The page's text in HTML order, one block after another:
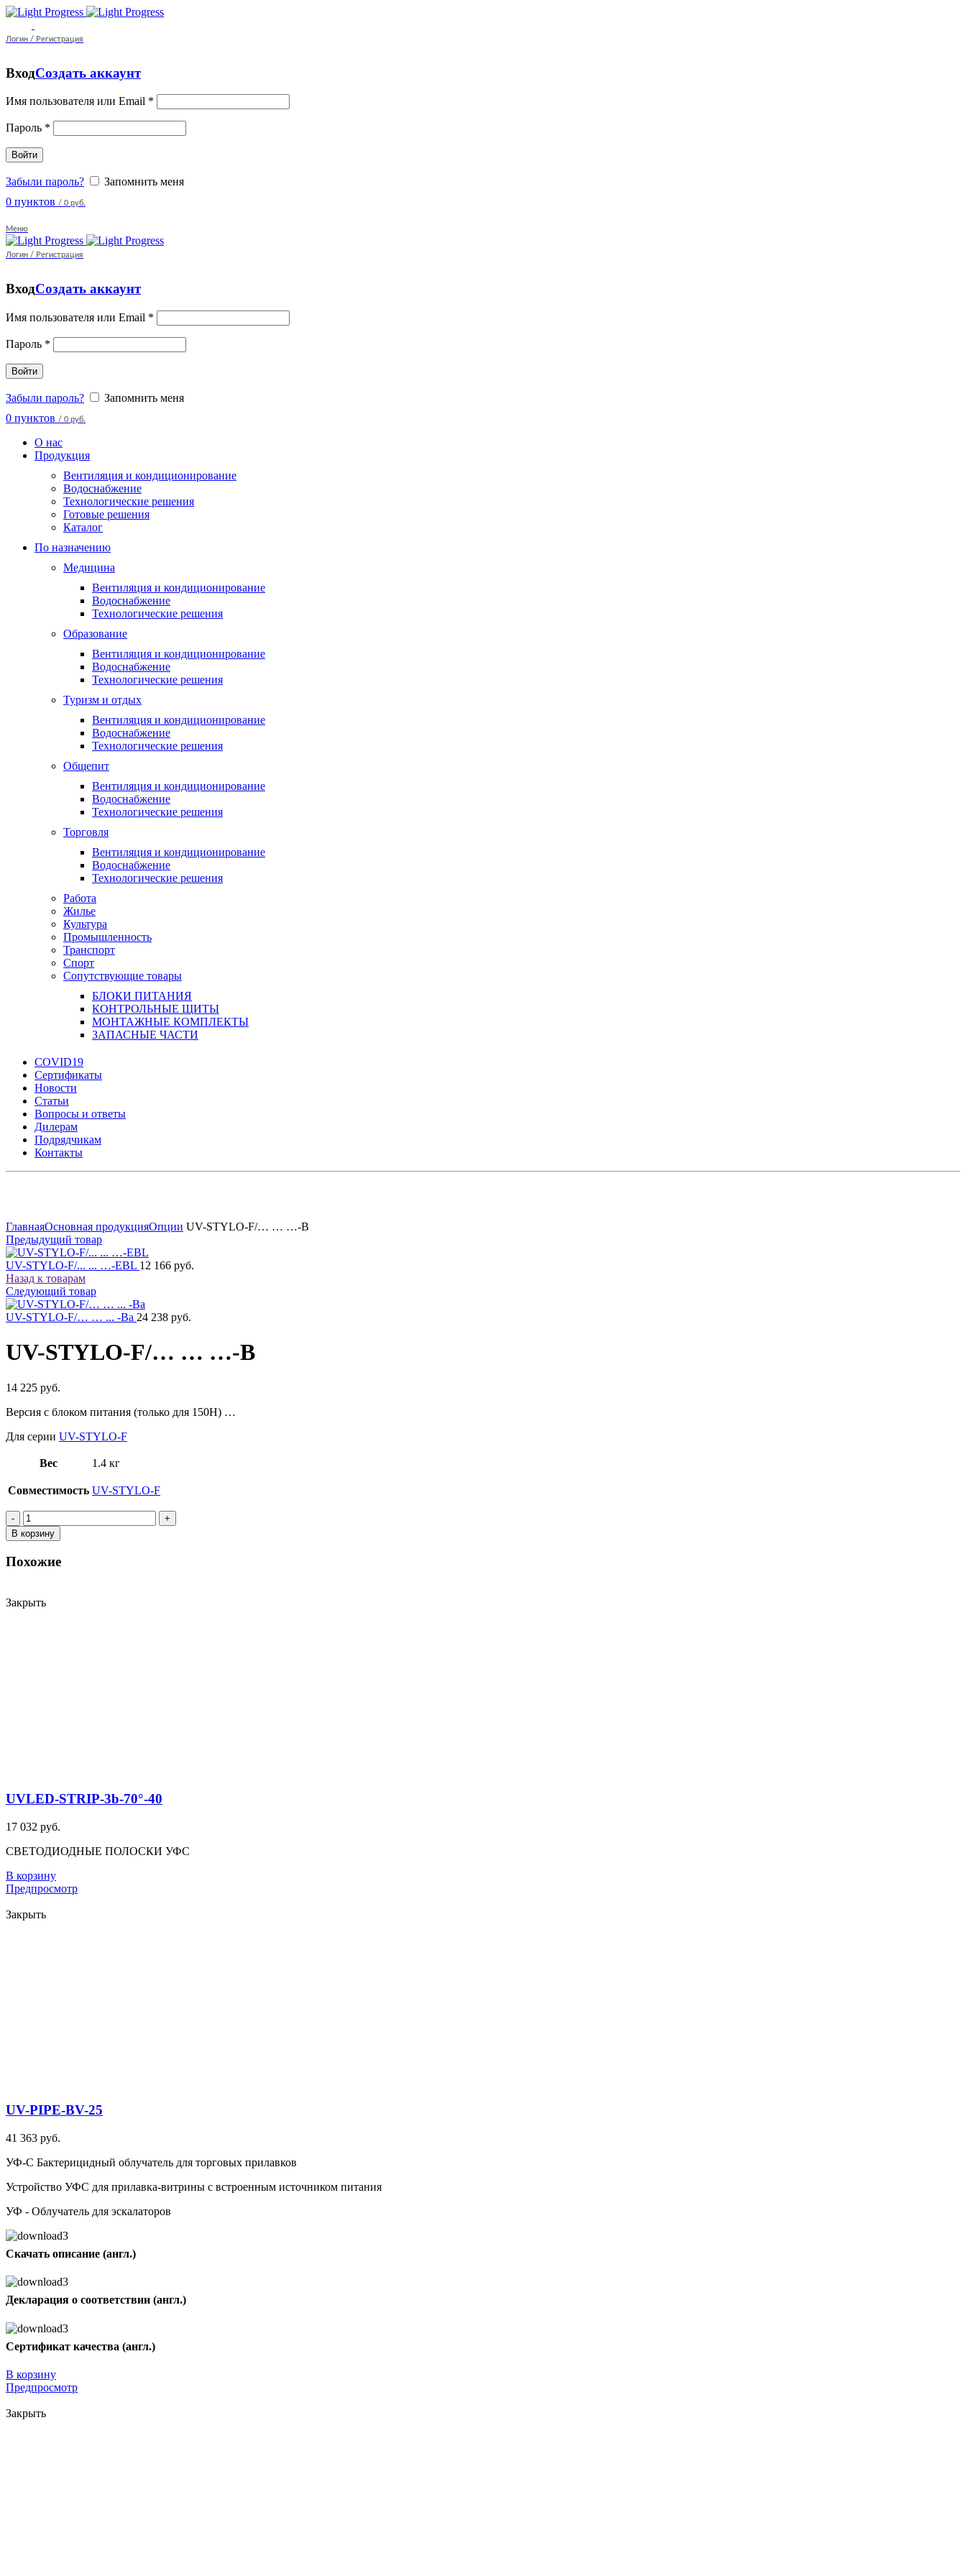
Логин / Регистрация
ВходСоздать аккаунт
Имя пользователя или Email *
Пароль *
Войти
Забыли пароль?
Запомнить меня
0 пунктов / 0 руб.
Меню
Логин / Регистрация
ВходСоздать аккаунт
Имя пользователя или Email *
Пароль *
Войти
Забыли пароль?
Запомнить меня
0 пунктов / 0 руб.
О нас
Продукция
Вентиляция и кондиционирование
Водоснабжение
Технологические решения
Готовые решения
Каталог
По назначению
Медицина
Вентиляция и кондиционирование
Водоснабжение
Технологические решения
Образование
Вентиляция и кондиционирование
Водоснабжение
Технологические решения
Туризм и отдых
Вентиляция и кондиционирование
Водоснабжение
Технологические решения
Общепит
Вентиляция и кондиционирование
Водоснабжение
Технологические решения
Торговля
Вентиляция и кондиционирование
Водоснабжение
Технологические решения
Работа
Жилье
Культура
Промышленность
Транспорт
Спорт
Сопутствующие товары
БЛОКИ ПИТАНИЯ
КОНТРОЛЬНЫЕ ЩИТЫ
МОНТАЖНЫЕ КОМПЛЕКТЫ
ЗАПАСНЫЕ ЧАСТИ
COVID19
Сертификаты
Новости
Статьи
Вопросы и ответы
Дилерам
Подрядчикам
Контакты
ГлавнаяОсновная продукцияОпции UV-STYLO-F/… … …-B
Предыдущий товар
UV-STYLO-F/... ... …-EBL 12 166 руб.
Назад к товарам
Следующий товар
UV-STYLO-F/… … ... -Ba 24 238 руб.
UV-STYLO-F/… … …-B
14 225 руб.
Версия с блоком питания (только для 150H) …
Для серии UV-STYLO-F
Вес 1.4 кг
Совместимость UV-STYLO-F
Количество
товара
UV-
F/...
B
В корзину
Похожие
Закрыть
UVLED-STRIP-3b-70°-40
17 032 руб.
СВЕТОДИОДНЫЕ ПОЛОСКИ УФС
В корзину
Предпросмотр
Закрыть
UV-PIPE-BV-25
41 363 руб.
УФ-С Бактерицидный облучатель для торговых прилавков
Устройство УФС для прилавка-витрины с встроенным источником питания
УФ - Облучатель для эскалаторов
Скачать описание (англ.)
Декларация о соответствии (англ.)
Сертификат качества (англ.)
В корзину
Предпросмотр
Закрыть